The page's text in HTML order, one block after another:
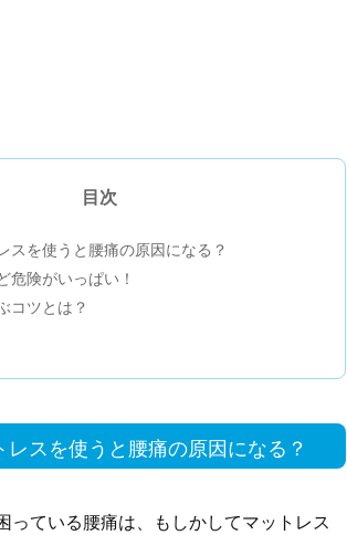
目次
スを使うと腰痛の原因になる？
危険がいっぱい！
コツとは？
レスを使うと腰痛の原因になる？
っている腰痛は、もしかしてマットレス